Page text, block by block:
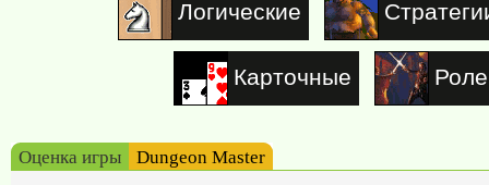
Логические
Карточные
Оценка игры Dungeon Master